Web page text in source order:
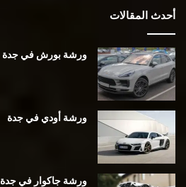
أحدث المقالات
ورشة بورش في جدة
ورشة أودي في جدة
ورشة جاكوار في جدة